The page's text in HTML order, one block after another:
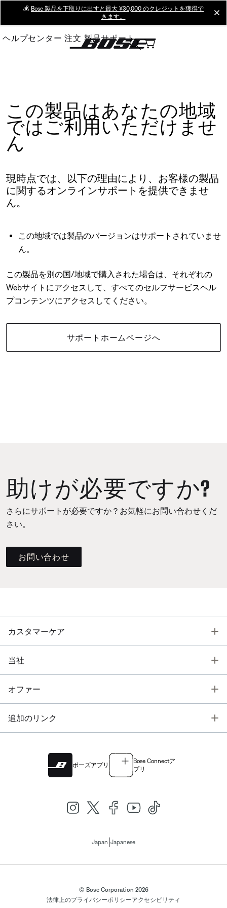
Main
💰 Bose 製品を下取りに出すと最大 ¥30,000 のクレジットを獲得で
きます。
ヘルプセンター 注文 製品サポート
この製品はあなたの地域
ではご利用いただけませ
ん
現時点では、以下の理由により、お客様の製品
に関するオンラインサポートを提供できませ
ん。
この地域では製品のバージョンはサポートされていませ
ん。
この製品を別の国/地域で購入された場合は、それぞれの
Webサイトにアクセスして、すべてのセルフサービスヘル
プコンテンツにアクセスしてください。
サポートホームページへ
助けが必要ですか?
さらにサポートが必要ですか？お気軽にお問い合わせくだ
さい。
お問い合わせ
カスタマーケア
当社
オファー
追加のリンク
ボーズアプリ
Bose Connectア
プリ
Japan Japanese
© Bose Corporation 2026
法律上のプライバシーポリシーアクセシビリティ